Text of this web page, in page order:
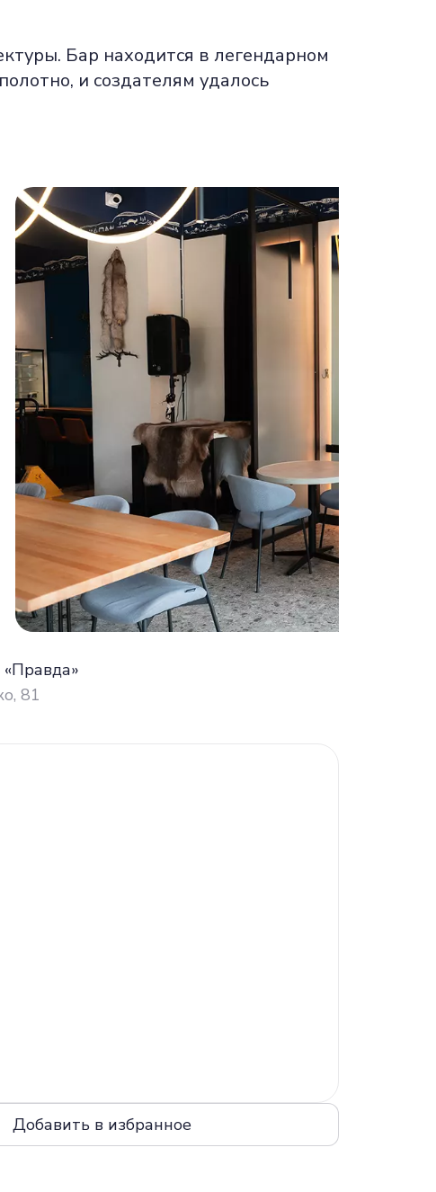
Бар находится в легендарном
и создателям удалось
81